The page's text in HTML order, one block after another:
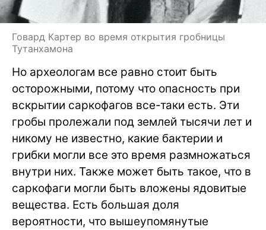
Говард Картер во время открытия гробницы
Тутанхамона
Но археологам все равно стоит быть
осторожными, потому что опасность при
вскрытии саркофагов все-таки есть. Эти
гробы пролежали под землей тысячи лет и
никому не известно, какие бактерии и
грибки могли все это время размножаться
внутри них. Также может быть такое, что в
саркофаги могли быть вложены ядовитые
вещества. Есть большая доля
вероятности, что вышеупомянутые